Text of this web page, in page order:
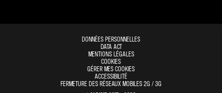
DONNÉES PERSONNELLES
DATA ACT
MENTIONS LÉGALES
COOKIES
GÉRER MES COOKIES
ACCESSIBILITÉ
FERMETURE DES RÉSEAUX MOBILES 2G / 3G